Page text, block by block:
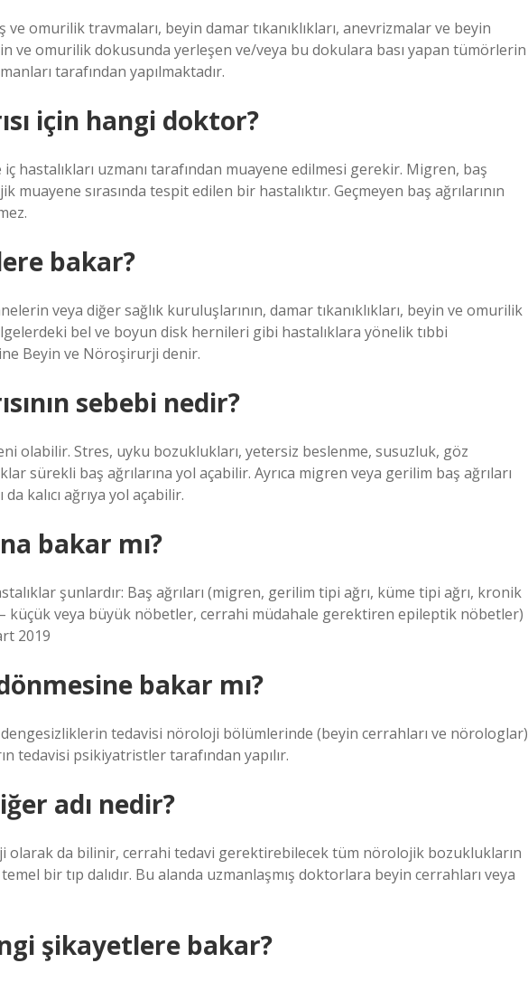
ve omurilik travmaları, beyin damar tıkanıklıkları, anevrizmalar ve beyin
ve omurilik dokusunda yerleşen ve/veya bu dokulara bası yapan tümörlerin
tarafından yapılmaktadır.
için hangi doktor?
hastalıkları uzmanı tarafından muayene edilmesi gerekir. Migren, baş
muayene sırasında tespit edilen bir hastalıktır. Geçmeyen baş ağrılarının
bakar?
veya diğer sağlık kuruluşlarının, damar tıkanıklıkları, beyin ve omurilik
bel ve boyun disk hernileri gibi hastalıklara yönelik tıbbi
Beyin ve Nöroşirurji denir.
sebebi nedir?
olabilir. Stres, uyku bozuklukları, yetersiz beslenme, susuzluk, göz
sürekli baş ağrılarına yol açabilir. Ayrıca migren veya gerilim baş ağrıları
kalıcı ağrıya yol açabilir.
bakar mı?
şunlardır: Baş ağrıları (migren, gerilim tipi ağrı, küme tipi ağrı, kronik
küçük veya büyük nöbetler, cerrahi müdahale gerektiren epileptik nöbetler)
2019
bakar mı?
dengesizliklerin tedavisi nöroloji bölümlerinde (beyin cerrahları ve nörologlar)
tedavisi psikiyatristler tarafından yapılır.
adı nedir?
olarak da bilinir, cerrahi tedavi gerektirebilecek tüm nörolojik bozuklukların
bir tıp dalıdır. Bu alanda uzmanlaşmış doktorlara beyin cerrahları veya
şikayetlere bakar?